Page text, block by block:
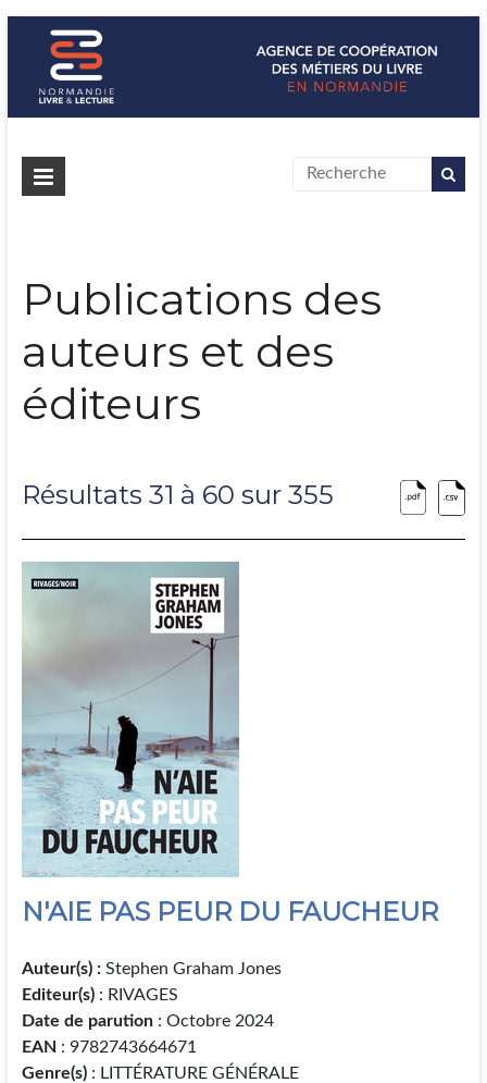
Normandie Livre & Lecture
L'agence de coopération des métiers du livre en Normandie
Publications des
auteurs et des
éditeurs
Résultats 31 à 60 sur 355
N'AIE PAS PEUR DU FAUCHEUR
Auteur(s) :Stephen Graham Jones
Editeur(s) : RIVAGES
Date de parution: Octobre 2024
EAN : 9782743664671
Genre(s): LITTÉRATURE GÉNÉRALE